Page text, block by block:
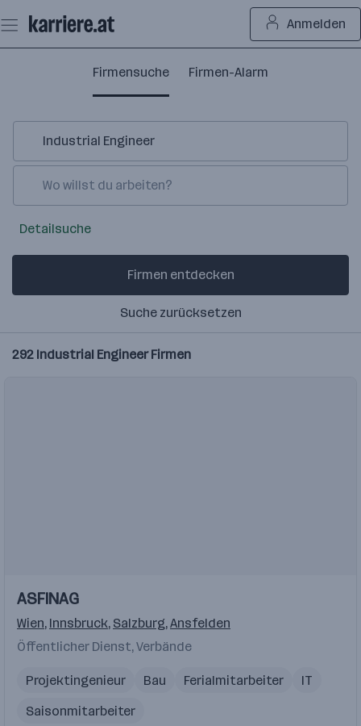
Seiteninhalt
springen
Anmelden
Firmensuche Firmen-Alarm
292 Industrial EngineerFirmen
ASFINAG
Wien, Innsbruck, Salzburg,Ansfelden
Öffentlicher Dienst, Verbände
Projektingenieur Bau Ferialmitarbeiter
IT
Saisonmitarbeiter
Detailsuche
Firmen entdecken
Suche zurücksetzen